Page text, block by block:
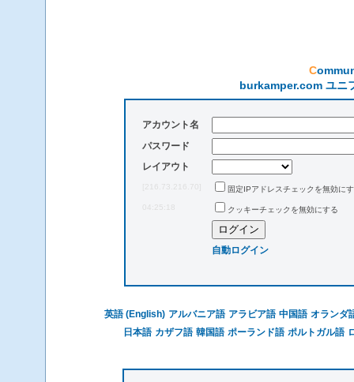
burkamper.com ユニ
アカウント名
パスワード
レイアウト
[216.73.216.70] 固定IPアドレスチェックを無効に
04:25:18 クッキーチェックを無効にする
自動ログイン
英語 (English) アルバニア語 アラビア語 中国語 オランダ
日本語 カザフ語 韓国語 ポーランド語 ポルトガル語